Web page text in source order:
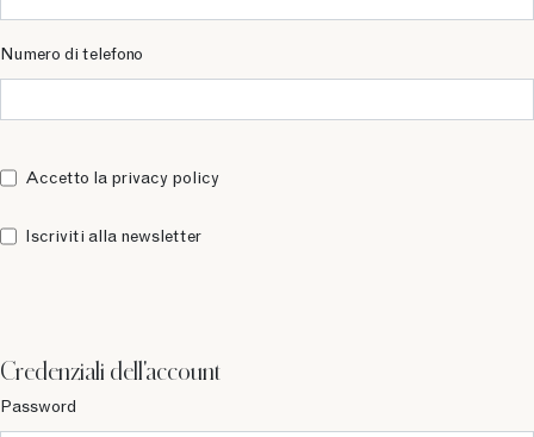
Numero di telefono
Accetto la privacy policy
Iscriviti alla newsletter
Credenziali dell'account
Password